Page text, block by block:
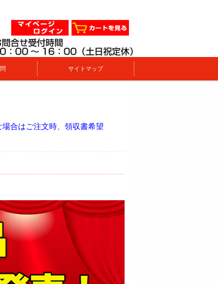
サイトマップ
合はご注文時、領収書希望